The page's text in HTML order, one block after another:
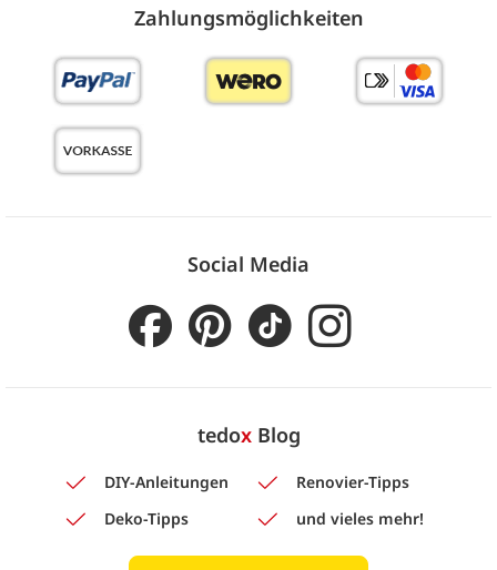
Zahlungs­möglich­keiten
Social Media
tedoxBlog
DIY-Anleitungen
Renovier-Tipps
Deko-Tipps
und vieles mehr!